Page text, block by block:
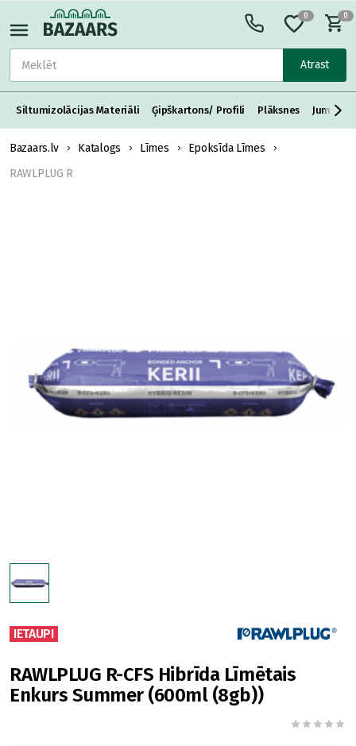
Atrast
0 0
Siltumizolācijas Materiāli Ģipškartons/ Profili Plāksnes Jumta
Bazaars.lv Katalogs Līmes
Epoksīda Līmes
RAWLPLUG R
IETAUPI
RAWLPLUG R-CFS Hibrīda Līmētais
Enkurs Summer (600ml (8gb))